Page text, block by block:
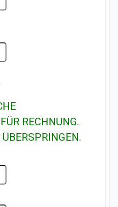
RECHNUNG.